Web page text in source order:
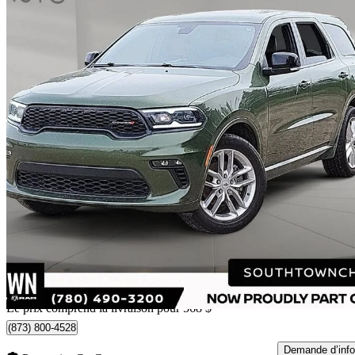
2021 Dodge Durango
GT AWD126 501 km
26 457 $ Affaire
289 $/mois env.
Livraison à domicile de Edmonton, AB
Le prix comprend la livraison pour 568 $
(873) 800-4528
Demande d’info